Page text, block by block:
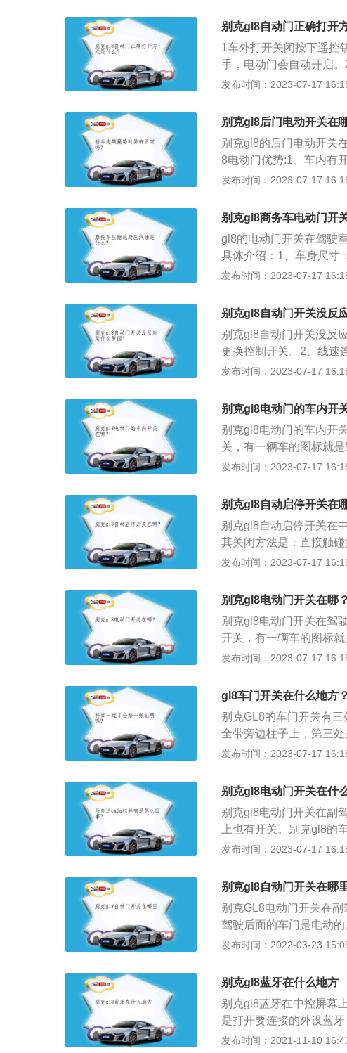
别克gl8自动门正确打开
1车外打开关闭按下遥控
手，电动门会自动开启
下天窗附近开关可以控
发布时间：2023-07-17
别克gl8后门电动开关在
别克gl8的后门电动开关
8电动门优势:1、车内有
方，可以锁定踏板，开
知情的情况下开车把踏
备胎之类的操作时使用
时自动停止。5、迎宾功
避免了人等踏板的尴尬
出踏板造成损失。
发布时间：2023-07-17
别克gl8商务车电动门开
gl8的电动门开关在驾驶
具体介绍：1、车身尺寸
m，轴距为3088mm，油
压发动机，最大马力是
配的是9挡手自一体变速
发布时间：2023-07-17
别克gl8自动门开关没反
别克gl8自动门开关没反
更换控制开关。2、线速
别克gl8的拓展资料：1
Ecotec2.0T可变缸涡轮
组合，并全系标配48V
米。
发布时间：2023-07-17
别克gl8电动门的车内开
别克gl8电动门的车内开
关，有一辆车的图标就
款mpv，车身尺寸是：长
237ps，最大扭矩是
箱。
发布时间：2023-07-17
别克gl8自动启停开关在
别克gl8自动启停开关在
其关闭方法是：直接触
是：长5238mm、宽
式是前置前驱，前悬架
悬架。
发布时间：2023-07-17
别克gl8电动门开关在哪？
别克gl8电动门开关在驾
开关，有一辆车的图标
拉手打开，或者通过遥
翼式镀铬进气格栅与全
性前脸。车身尺寸方面
轴距是3088mm。
发布时间：2023-07-17
gl8车门开关在什么地方？
别克GL8的车门开关有
全带旁边柱子上，第三
还可用手推开车门。gl8
腐蚀等问题也会导致电
弗逊独立悬架，普通版
悬架使用的是多连杆独
的高度，这样可以增加
的2.4升SIDI直喷发动机
米，刚性更强，车身重量
发布时间：2023-07-17
别克gl8电动门开关在什
别克gl8电动门开关在副
上也有开关。别克gl8的
轴距为3088mm。外观
控台呈一体式设计。动
动匹配6速DSS智能启停
发布时间：2023-07-17
别克gl8自动门开关在哪
别克GL8电动门开关在
驾驶后面的车门是电动
强劲、宽敞舒适的优势
别克gl8家族，全系满足
大马力可以达到191匹
处于较高地位，具有外
发布时间：2022-03-23
别克gl8蓝牙在什么地方
别克gl8蓝牙在中控屏幕
是打开要连接的外设蓝
会有个密码，接着用手
发布时间：2021-11-10